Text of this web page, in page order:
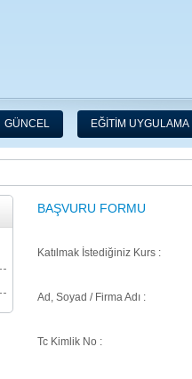
GÜNCEL EĞİTİM UYGULAMA
BAŞVURU FORMU
Katılmak İstediğiniz Kurs :
Ad, Soyad / Firma Adı :
Tc Kimlik No :